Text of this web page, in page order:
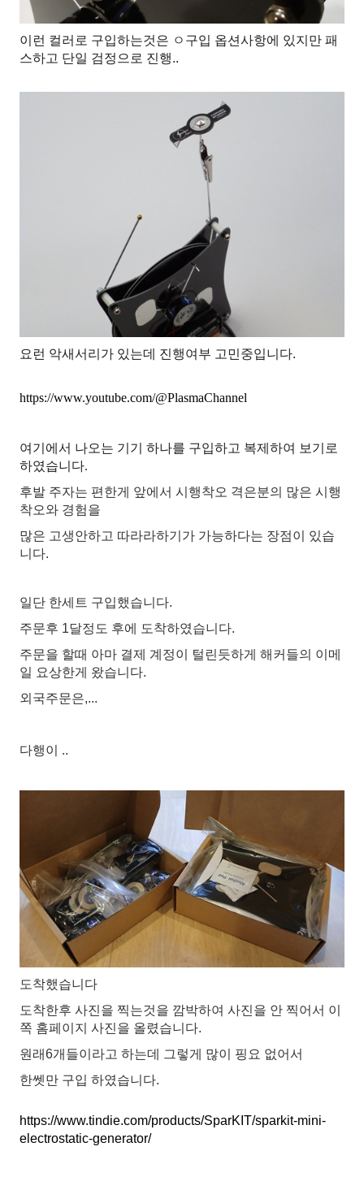
이런 컬러로 구입하는것은 ㅇ구입 옵션사항에 있지만 패
스하고 단일 검정으로 진행..
요런 악새서리가 있는데 진행여부 고민중입니다.
https://www.youtube.com/@PlasmaChannel
여기에서 나오는 기기 하나를 구입하고 복제하여 보기로
하였습니다.
후발 주자는 편한게 앞에서 시행착오 격은분의 많은 시행
착오와 경험을
많은 고생안하고 따라라하기가 가능하다는 장점이 있습
니다.
일단 한세트 구입했습니다.
주문후 1달정도 후에 도착하였습니다.
주문을 할때 아마 결제 계정이 털린듯하게 해커들의 이메
일 요상한게 왔습니다.
외국주문은,...
다행이 ..
도착했습니다
도착한후 사진을 찍는것을 깜박하여 사진을 안 찍어서 이
쪽 홈페이지 사진을 올렸습니다.
원래6개들이라고 하는데 그렇게 많이 핑요 없어서
한쎗만 구입 하였습니다.
https://www.tindie.com/products/SparKIT/sparkit-mini-
electrostatic-generator/